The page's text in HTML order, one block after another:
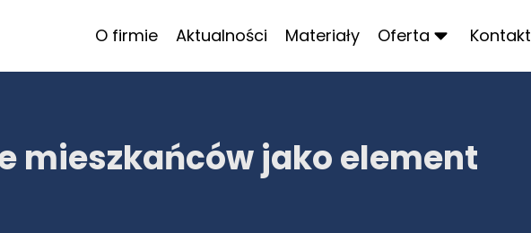
O firmie Aktualności Materiały Oferta Kontakt
mieszkańców jako element